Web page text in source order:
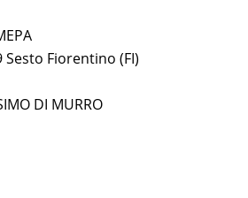
Fiorentino (FI)
DI MURRO